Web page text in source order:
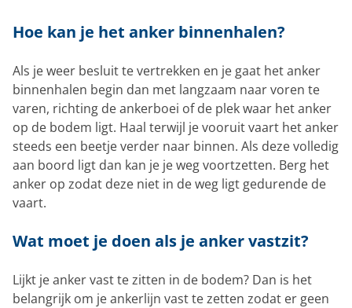
Hoe kan je het anker binnenhalen?
Als je weer besluit te vertrekken en je gaat het anker
binnenhalen begin dan met langzaam naar voren te
varen, richting de ankerboei of de plek waar het anker
op de bodem ligt. Haal terwijl je vooruit vaart het anker
steeds een beetje verder naar binnen. Als deze volledig
aan boord ligt dan kan je je weg voortzetten. Berg het
anker op zodat deze niet in de weg ligt gedurende de
vaart.
Wat moet je doen als je anker vastzit?
Lijkt je anker vast te zitten in de bodem? Dan is het
belangrijk om je ankerlijn vast te zetten zodat er geen